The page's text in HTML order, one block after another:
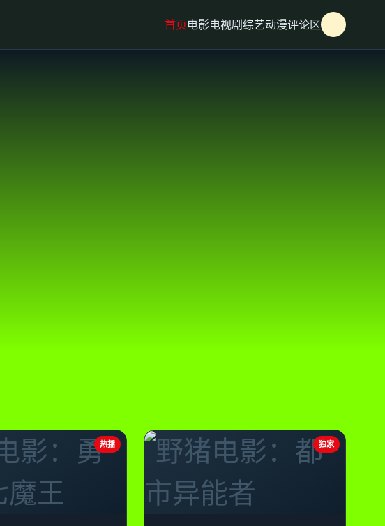
首页电影电视剧 综艺动漫评论区
热播 独家